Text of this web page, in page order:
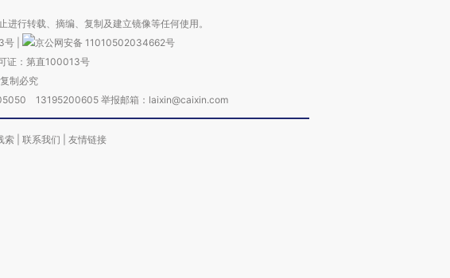
行转载、摘编、复制及建立镜像等任何使用。
号
京公网安备 11010502034662号
证：第直100013号
制必究
13195200605 举报邮箱：laixin@caixin.com
索 联系我们 友情链接